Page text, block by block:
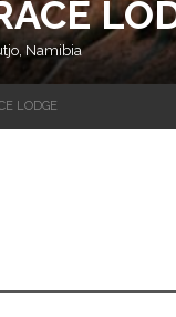
Namibia
LODGE